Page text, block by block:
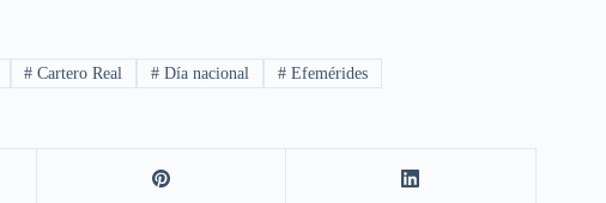
# Cartero Real # Día nacional # Efemérides